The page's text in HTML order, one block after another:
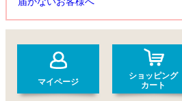
マイページ
ショッピング
カート